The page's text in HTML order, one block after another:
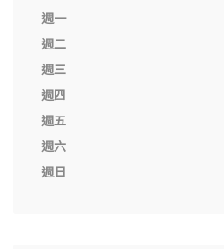
週一
週二
週三
週四
週五
週六
週日